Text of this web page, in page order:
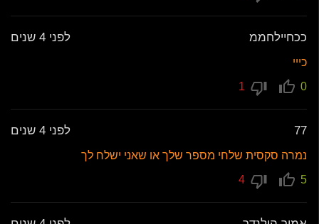
ככחיילחממ לפני 4 שנים
כייי
0
77 לפני 4 שנים
נמרה סקסית שלחי מספר שלך או שאני ישלח לך
5